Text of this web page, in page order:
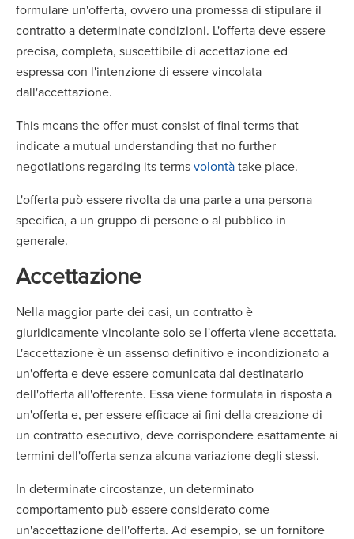
formulare un'offerta, ovvero una promessa di stipulare il
contratto a determinate condizioni. L'offerta deve essere
precisa, completa, suscettibile di accettazione ed
espressa con l'intenzione di essere vincolata
dall'accettazione.
This means the offer must consist of final terms that
indicate a mutual understanding that no further
negotiations regarding its termsvolontàtake place.
L'offerta può essere rivolta da una parte a una persona
specifica, a un gruppo di persone o al pubblico in
generale.
Accettazione
Nella maggior parte dei casi, un contratto è
giuridicamente vincolante solo se l'offerta viene accettata.
L'accettazione è un assenso definitivo e incondizionato a
un'offerta e deve essere comunicata dal destinatario
dell'offerta all'offerente. Essa viene formulata in risposta a
un'offerta e, per essere efficace ai fini della creazione di
un contratto esecutivo, deve corrispondere esattamente ai
termini dell'offerta senza alcuna variazione degli stessi.
In determinate circostanze, un determinato
comportamento può essere considerato come
un'accettazione dell'offerta. Ad esempio, se un fornitore